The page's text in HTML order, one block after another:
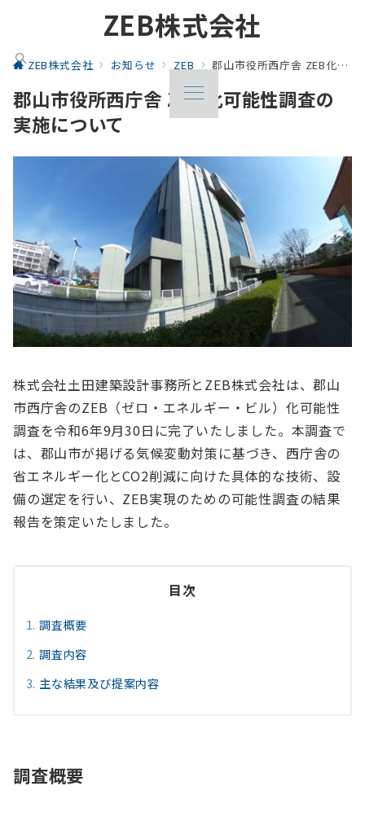
ZEB株式会社
ZEB株式会社 お知らせ ZEB 郡山市役所西庁舎 ZEB化可能性調査の実施について
郡山市役所西庁舎 ZEB化可能性調査の
実施について
株式会社土田建築設計事務所とZEB株式会社は、郡山
市西庁舎のZEB（ゼロ・エネルギー・ビル）化可能性
調査を令和6年9月30日に完了いたしました。本調査で
は、郡山市が掲げる気候変動対策に基づき、西庁舎の
省エネルギー化とCO2削減に向けた具体的な技術、設
備の選定を行い、ZEB実現のための可能性調査の結果
報告を策定いたしました。
目次
調査概要
調査内容
主な結果及び提案内容
調査概要